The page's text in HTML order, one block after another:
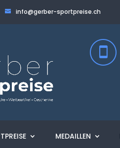
info@gerber-sportpreise.ch
MEDAILLEN